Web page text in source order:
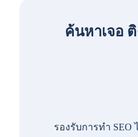
ค้นหาเจอ
รองรับการทำ SEO